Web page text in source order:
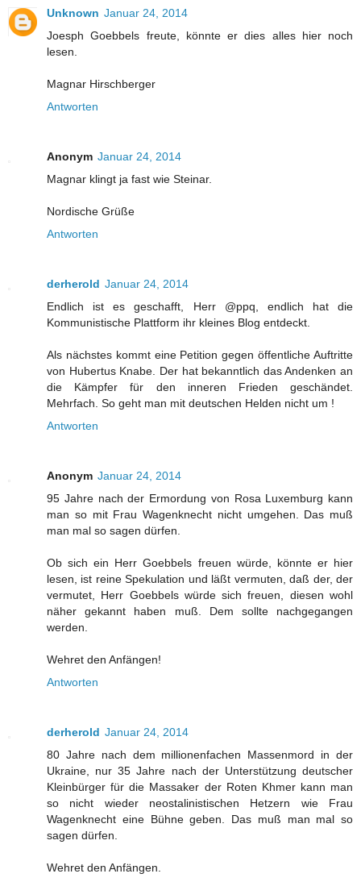
Unknown Januar 24, 2014
Joesph Goebbels freute, könnte er dies alles hier noch
lesen.
Magnar Hirschberger
Antworten
Anonym Januar 24, 2014
Magnar klingt ja fast wie Steinar.
Nordische Grüße
Antworten
derherold Januar 24, 2014
Endlich ist es geschafft, Herr @ppq, endlich hat die
Kommunistische Plattform ihr kleines Blog entdeckt.
Als nächstes kommt eine Petition gegen öffentliche Auftritte
von Hubertus Knabe. Der hat bekanntlich das Andenken an
die Kämpfer für den inneren Frieden geschändet.
Mehrfach. So geht man mit deutschen Helden nicht um !
Antworten
Anonym Januar 24, 2014
95 Jahre nach der Ermordung von Rosa Luxemburg kann
man so mit Frau Wagenknecht nicht umgehen. Das muß
man mal so sagen dürfen.
Ob sich ein Herr Goebbels freuen würde, könnte er hier
lesen, ist reine Spekulation und läßt vermuten, daß der, der
vermutet, Herr Goebbels würde sich freuen, diesen wohl
näher gekannt haben muß. Dem sollte nachgegangen
werden.
Wehret den Anfängen!
Antworten
derherold Januar 24, 2014
80 Jahre nach dem millionenfachen Massenmord in der
Ukraine, nur 35 Jahre nach der Unterstützung deutscher
Kleinbürger für die Massaker der Roten Khmer kann man
so nicht wieder neostalinistischen Hetzern wie Frau
Wagenknecht eine Bühne geben. Das muß man mal so
sagen dürfen.
Wehret den Anfängen.